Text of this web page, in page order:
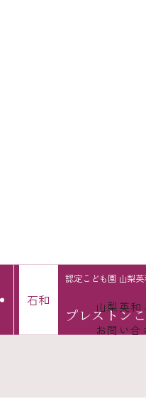
石和
認定こども園 山梨英
プレストン
山梨英和
お問い合